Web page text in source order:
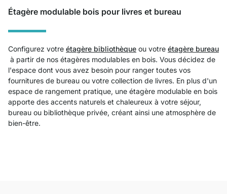
Étagère modulable bois pour livres et bureau
Configurez votre étagère bibliothèque ou votre étagère bureau
à partir de nos étagères modulables en bois. Vous décidez de
l'espace dont vous avez besoin pour ranger toutes vos
fournitures de bureau ou votre collection de livres. En plus d'un
espace de rangement pratique, une étagère modulable en bois
apporte des accents naturels et chaleureux à votre séjour,
bureau ou bibliothèque privée, créant ainsi une atmosphère de
bien-être.